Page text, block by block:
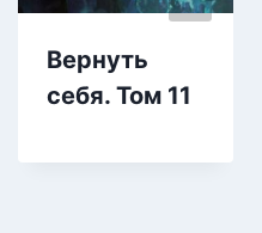
Вернуть
себя. Том 11